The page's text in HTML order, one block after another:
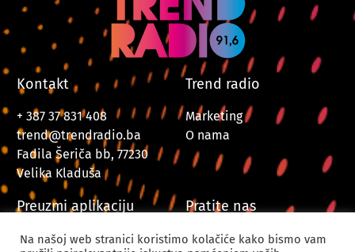
Kontakt
+ 387 37 831 408
trend@trendradio.ba
Fadila Šeriča bb, 77230
Velika Kladuša
Trend radio
Marketing
O nama
Preuzmi aplikaciju Pratite nas
Na našoj web stranici koristimo kolačiće kako bismo vam